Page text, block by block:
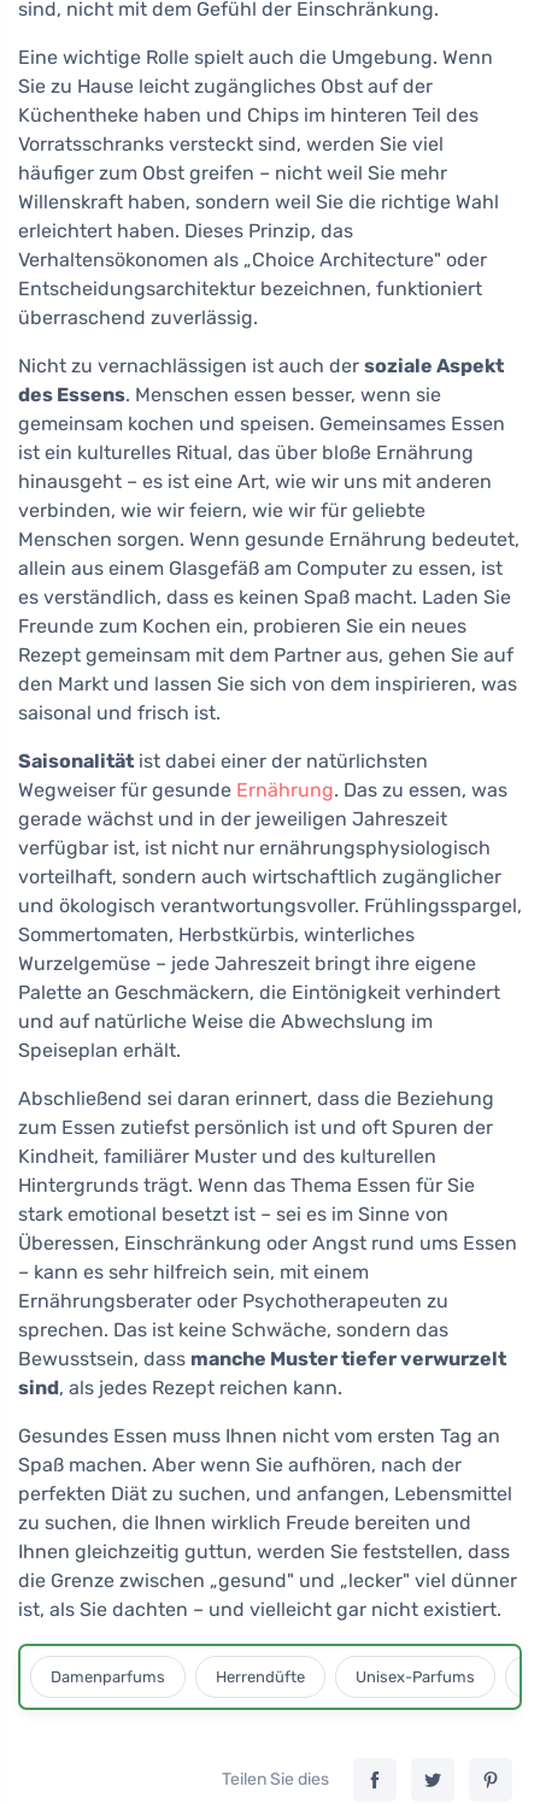
sind, nicht mit dem Gefühl der Einschränkung.
Eine wichtige Rolle spielt auch die Umgebung. Wenn
Sie zu Hause leicht zugängliches Obst auf der
Küchentheke haben und Chips im hinteren Teil des
Vorratsschranks versteckt sind, werden Sie viel
häufiger zum Obst greifen – nicht weil Sie mehr
Willenskraft haben, sondern weil Sie die richtige Wahl
erleichtert haben. Dieses Prinzip, das
Verhaltensökonomen als „Choice Architecture" oder
Entscheidungsarchitektur bezeichnen, funktioniert
überraschend zuverlässig.
Nicht zu vernachlässigen ist auch der soziale Aspekt
des Essens. Menschen essen besser, wenn sie
gemeinsam kochen und speisen. Gemeinsames Essen
ist ein kulturelles Ritual, das über bloße Ernährung
hinausgeht – es ist eine Art, wie wir uns mit anderen
verbinden, wie wir feiern, wie wir für geliebte
Menschen sorgen. Wenn gesunde Ernährung bedeutet,
allein aus einem Glasgefäß am Computer zu essen, ist
es verständlich, dass es keinen Spaß macht. Laden Sie
Freunde zum Kochen ein, probieren Sie ein neues
Rezept gemeinsam mit dem Partner aus, gehen Sie auf
den Markt und lassen Sie sich von dem inspirieren, was
saisonal und frisch ist.
Saisonalität ist dabei einer der natürlichsten
Wegweiser für gesunde Ernährung. Das zu essen, was
gerade wächst und in der jeweiligen Jahreszeit
verfügbar ist, ist nicht nur ernährungsphysiologisch
vorteilhaft, sondern auch wirtschaftlich zugänglicher
und ökologisch verantwortungsvoller. Frühlingsspargel,
Sommertomaten, Herbstkürbis, winterliches
Wurzelgemüse – jede Jahreszeit bringt ihre eigene
Palette an Geschmäckern, die Eintönigkeit verhindert
und auf natürliche Weise die Abwechslung im
Speiseplan erhält.
Abschließend sei daran erinnert, dass die Beziehung
zum Essen zutiefst persönlich ist und oft Spuren der
Kindheit, familiärer Muster und des kulturellen
Hintergrunds trägt. Wenn das Thema Essen für Sie
stark emotional besetzt ist – sei es im Sinne von
Überessen, Einschränkung oder Angst rund ums Essen
– kann es sehr hilfreich sein, mit einem
Ernährungsberater oder Psychotherapeuten zu
sprechen. Das ist keine Schwäche, sondern das
Bewusstsein, dass manche Muster tiefer verwurzelt
sind, als jedes Rezept reichen kann.
Gesundes Essen muss Ihnen nicht vom ersten Tag an
Spaß machen. Aber wenn Sie aufhören, nach der
perfekten Diät zu suchen, und anfangen, Lebensmittel
zu suchen, die Ihnen wirklich Freude bereiten und
Ihnen gleichzeitig guttun, werden Sie feststellen, dass
die Grenze zwischen „gesund" und „lecker" viel dünner
ist, als Sie dachten – und vielleicht gar nicht existiert.
Damenparfums Herrendüfte Unisex-Parfums
Teilen Sie dies